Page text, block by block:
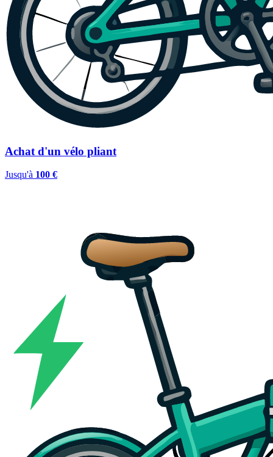
Achat d'un vélo pliant
Jusqu'à 100 €